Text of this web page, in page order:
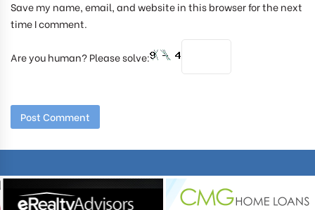
Save my name, email, and website in this browser for the next
time I comment.
Are you human? Please solve: